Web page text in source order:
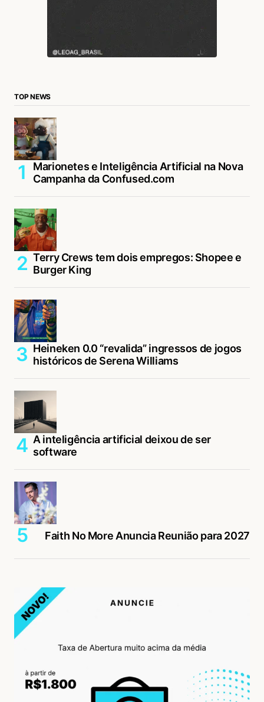
TOP NEWS
Marionetes e Inteligência Artificial na Nova
Campanha da Confused.com
Terry Crews tem dois empregos: Shopee e
Burger King
Heineken 0.0 “revalida” ingressos de jogos
históricos de Serena Williams
A inteligência artificial deixou de ser
software
Faith No More Anuncia Reunião para 2027